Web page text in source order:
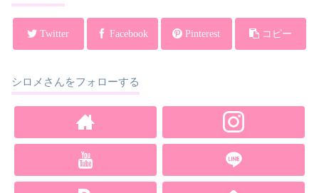
Twitter Facebook Pinterest コピー
シロメさんをフォローする